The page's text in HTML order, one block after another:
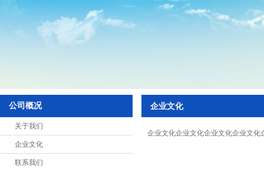
中型货架
特制货架
公司概况
关于我们
企业文化
联系我们
企业文化
企业文化企业文化企业文化企业文